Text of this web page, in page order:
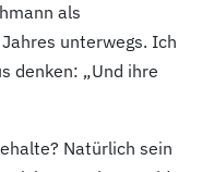
als
unterwegs. Ich
denken: „Und ihre
Natürlich sein